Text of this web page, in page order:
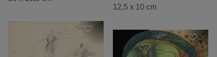
12,5 x 10 cm